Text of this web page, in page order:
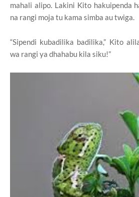
mahali alipo. Lakini Kito hakuipenda
na rangi moja tu kama simba au twiga.
“Sipendi kubadilika badilika,” Kito
wa rangi ya dhahabu kila siku!”